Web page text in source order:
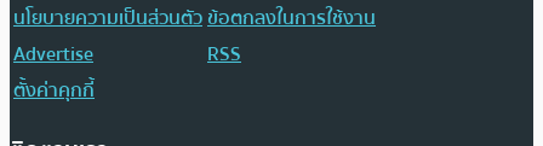
นโยบายความเป็นส่วนตัวข้อตกลงในการใช้งาน
Advertise
RSS
ตั้งค่าคุกกี้